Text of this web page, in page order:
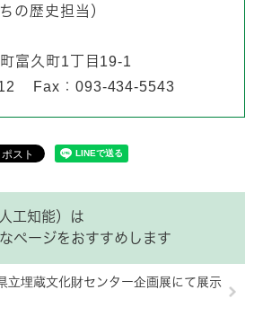
の歴史担当
富久町1丁目19-1
Fax：093-434-5543
工知能）は
ページをおすすめします
立埋蔵文化財センター企画展にて展示